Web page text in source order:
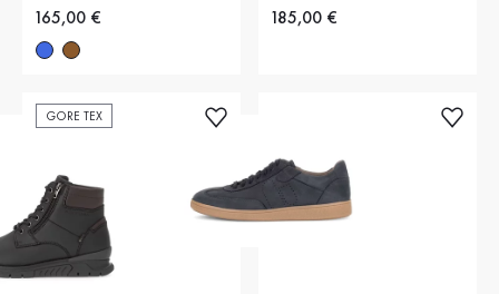
Nouveau prix
165,00 € Nouveau prix
185,00 €
GORE TEX